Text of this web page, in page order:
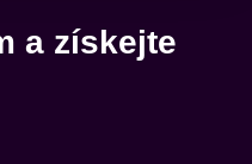
a získejte